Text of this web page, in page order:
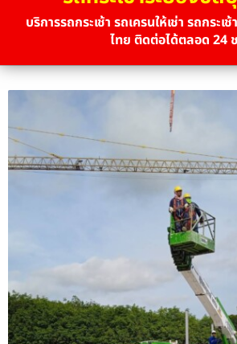
บริการรถกระเช้า รถเครนให้เช่า รถกระเ
ไทย ติดต่อได้ตลอด 24